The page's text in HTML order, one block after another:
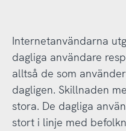
Internetanvändarna
dagliga användare
alltså de som
dagligen. Skillnaden
stora. De dagliga
stort i linje med